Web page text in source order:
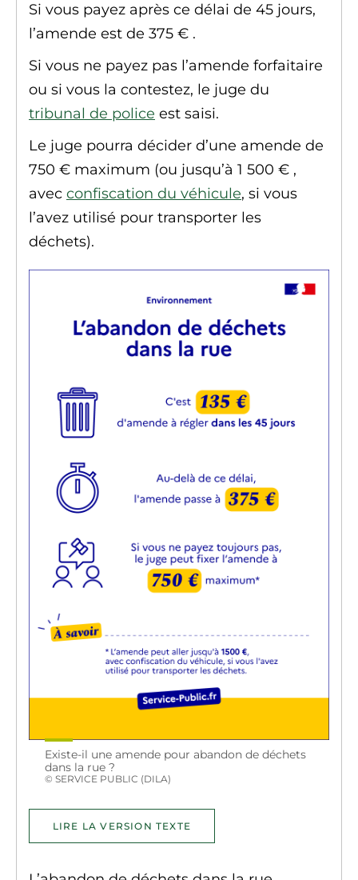
Si vous payez après ce délai de 45 jours,
l’amende est de 375 € .
Si vous ne payez pas l’amende forfaitaire
ou si vous la contestez, le juge du
tribunal de police est saisi.
Le juge pourra décider d’une amende de
750 € maximum (ou jusqu’à 1 500 € ,
avec confiscation du véhicule, si vous
l’avez utilisé pour transporter les
déchets).
Existe-il une amende pour abandon de déchets
dans la rue ?
© SERVICE PUBLIC (DILA)
LIRE LA VERSION TEXTE